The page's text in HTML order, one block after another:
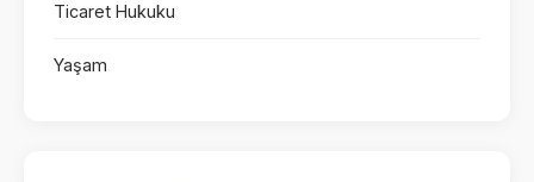
Ticaret Hukuku
Yaşam